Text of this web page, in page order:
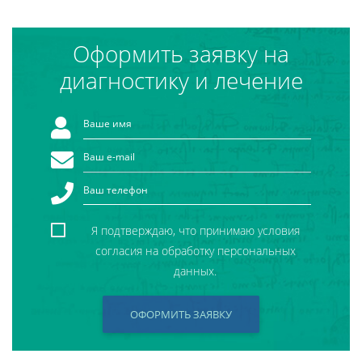
Оформить заявку на
диагностику и лечение
Я подтверждаю, что принимаю условия
согласия на обработку персональных
данных.
ОФОРМИТЬ ЗАЯВКУ